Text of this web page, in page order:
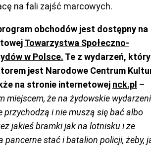
na fali zajść marcowych.
obchodów jest dostępny na
Towarzystwa Społeczno-
w Polsce. Te z wydarzeń,
jest Narodowe Centrum
na stronie internetowej nck.pl –
miejscem, że na żydowskie
przychodzą i nie muszą się bać albo
jakieś bramki jak na lotnisku i że
pancerne stać i batalion policji, żeby,